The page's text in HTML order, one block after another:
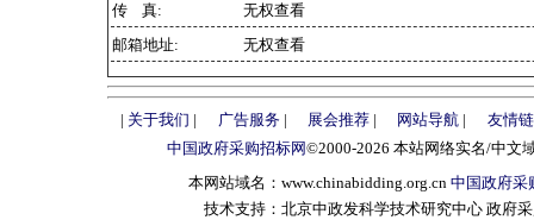
传 真:
无权查看
邮箱地址:
无权查看
| 关于我们 | 广告服务| 展会推荐| 网站导航 |
友情
中国政府采购招标网©2000-2026 本站网络实名/中文
本网站域名：www.chinabidding.org.cn 中国政府采
技术支持：北京中政发科学技术研究中心 政府